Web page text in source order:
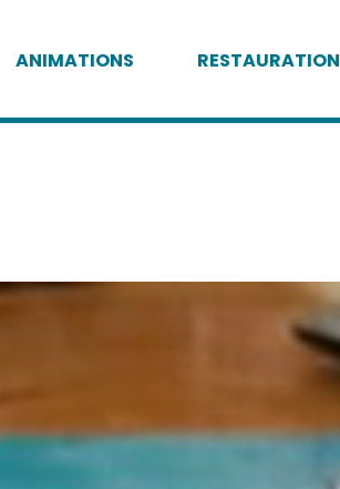
ANIMATIONS RESTAURATION